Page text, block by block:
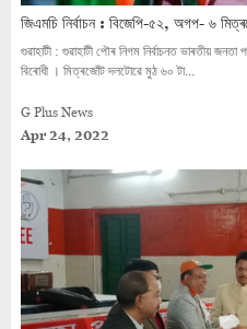
জিএমচি নিৰ্বাচন : বিজেপি-৫২, অগপ- ৬
গুৱাহাটী : গুৱাহাটী পৌৰ নিগম নিৰ্বাচনত ভাৰতীয়
বিৰোধী । মিত্ৰজোঁট দলটোৱে মুঠ ৬০ টা...
G Plus News
Apr 24, 2022